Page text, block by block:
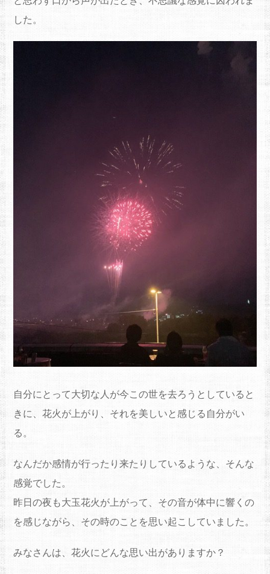
した。
自分にとって大切な人が今この世を去ろうとしていると
きに、花火が上がり、それを美しいと感じる自分がい
る。
なんだか感情が行ったり来たりしているような、そんな
感覚でした。
昨日の夜も大玉花火が上がって、その音が体中に響くの
を感じながら、その時のことを思い起こしていました。
みなさんは、花火にどんな思い出がありますか？